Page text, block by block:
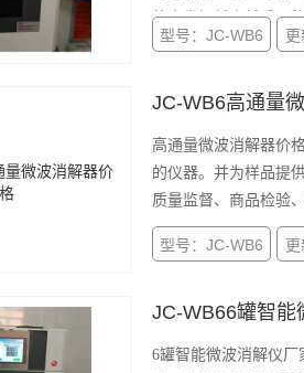
将会发挥越来越重要
型号：JC-WB6
JC-WB6高通量
高通量微波消解器价格 是指在密闭容器里，采用微波加热原理，在高温高压条件下达到样品前处理
的仪器。并为样品提
质量监督、商品检验
型号：JC-WB6
JC-WB66罐智能
6罐智能微波消解仪厂家 微波消解仪作为一种高效的样品前处理方法，比传统的电加板消解具备